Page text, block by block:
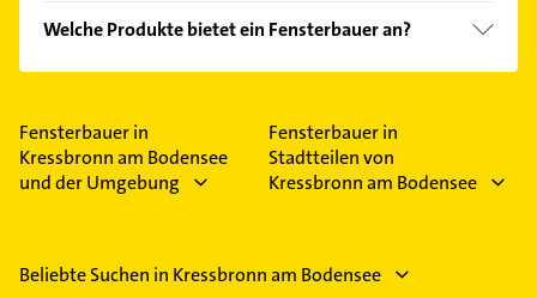
Innenausbau, Möbelbau, Türen, Tischlerei und
Verkleidungen.
Welche Produkte bietet ein Fensterbauer an?
Das Angebot umfasst unter anderem Holzfenster
Fensterbauer in
Kressbronn am Bodensee
und der Umgebung
Fensterbauer in
Stadtteilen von
Kressbronn am Bodensee
Beliebte Suchen in Kressbronn am Bodensee